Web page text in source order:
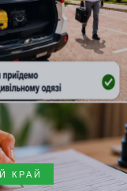
КРАЙ